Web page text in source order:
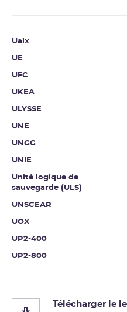
Ualx
UE
UFC
UKEA
ULYSSE
UNE
UNGG
UNIE
Unité logique de
sauvegarde (ULS)
UNSCEAR
UOX
UP2-400
UP2-800
Télécharger le